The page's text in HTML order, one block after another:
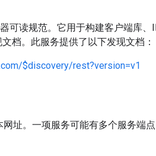
可读规范。它用于构建客户端库、
档。此服务提供了以下发现文档：
$discovery/rest?version=v1
址。一项服务可能有多个服务端